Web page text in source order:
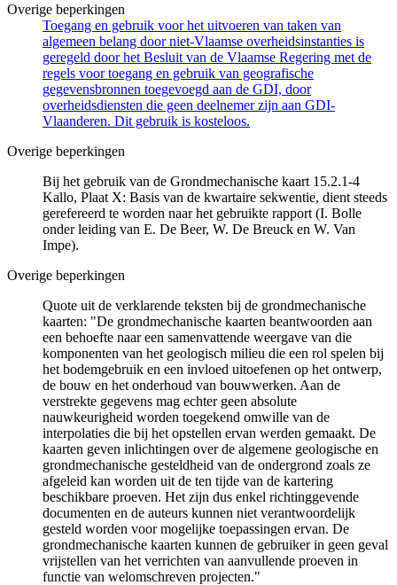
Overige beperkingen
Toegang en gebruik voor het uitvoeren van taken van
algemeen belang door niet-Vlaamse overheidsinstanties is
geregeld door het Besluit van de Vlaamse Regering met de
regels voor toegang en gebruik van geografische
gegevensbronnen toegevoegd aan de GDI, door
overheidsdiensten die geen deelnemer zijn aan GDI-
Vlaanderen. Dit gebruik is kosteloos.
Overige beperkingen
Bij het gebruik van de Grondmechanische kaart 15.2.1-4
Kallo, Plaat X: Basis van de kwartaire sekwentie, dient steeds
gerefereerd te worden naar het gebruikte rapport (I. Bolle
onder leiding van E. De Beer, W. De Breuck en W. Van
Impe).
Overige beperkingen
Quote uit de verklarende teksten bij de grondmechanische
kaarten: "De grondmechanische kaarten beantwoorden aan
een behoefte naar een samenvattende weergave van die
komponenten van het geologisch milieu die een rol spelen bij
het bodemgebruik en een invloed uitoefenen op het ontwerp,
de bouw en het onderhoud van bouwwerken. Aan de
verstrekte gegevens mag echter geen absolute
nauwkeurigheid worden toegekend omwille van de
interpolaties die bij het opstellen ervan werden gemaakt. De
kaarten geven inlichtingen over de algemene geologische en
grondmechanische gesteldheid van de ondergrond zoals ze
afgeleid kan worden uit de ten tijde van de kartering
beschikbare proeven. Het zijn dus enkel richtinggevende
documenten en de auteurs kunnen niet verantwoordelijk
gesteld worden voor mogelijke toepassingen ervan. De
grondmechanische kaarten kunnen de gebruiker in geen geval
vrijstellen van het verrichten van aanvullende proeven in
functie van welomschreven projecten."